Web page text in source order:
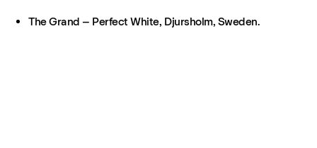
The Grand – Perfect White, Djursholm, Sweden.